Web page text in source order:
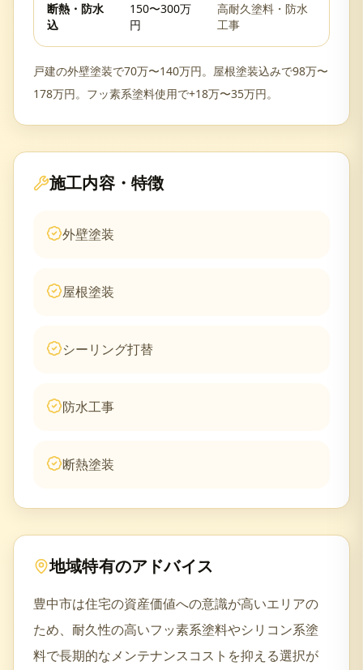
断熱・防水
込
150〜300万
円
高耐久塗料・防水
工事
戸建の外壁塗装で70万〜140万円。屋根塗装込みで98万〜
178万円。フッ素系塗料使用で+18万〜35万円。
施工内容・特徴
外壁塗装
屋根塗装
シーリング打替
防水工事
断熱塗装
地域特有のアドバイス
豊中市は住宅の資産価値への意識が高いエリアの
ため、耐久性の高いフッ素系塗料やシリコン系塗
料で長期的なメンテナンスコストを抑える選択が